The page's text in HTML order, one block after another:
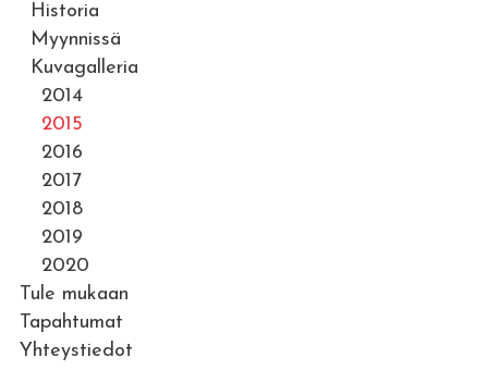
Historia
Myynnissä
Kuvagalleria
2014
2015
2016
2017
2018
2019
2020
Tule mukaan
Tapahtumat
Yhteystiedot